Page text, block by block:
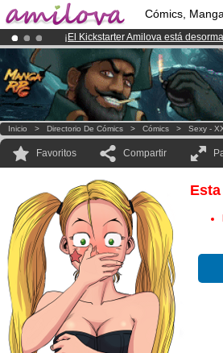
Cómics,
¡ El Kickstarter Amilova está
¡Conviertete en Premium por3.95
¡Ya tenemos 100000miembrosy
Inicio > Directorio De Cómics > Cómics > Sexy -
Favoritos Compartir